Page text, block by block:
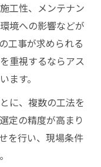
工性、メンテナン
境への影響などが
工事が求められる
重視するならアス
ます。
に、複数の工法を
定の精度が高まり
を行い、現場条件